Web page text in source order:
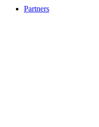
Partners